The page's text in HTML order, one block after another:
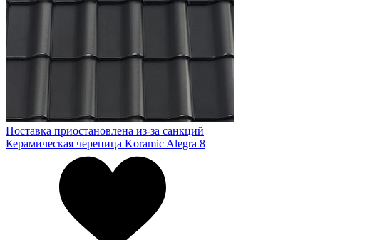
Поставка приостановлена из-за санкций
Керамическая черепица Koramic Alegra 8